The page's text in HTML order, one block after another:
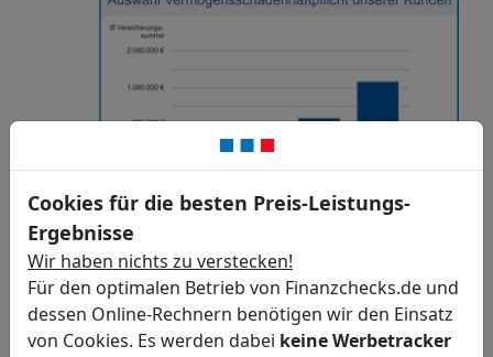
Richtige Versicherungssumme für die
Vermögensschadenhaftpflicht wählen
Cookies für die besten Preis-Leistungs-
Ergebnisse
Wir haben nichts zu verstecken!
Für den optimalen Betrieb von Finanzchecks.de und
dessen Online-Rechnern benötigen wir den Einsatz
von Cookies. Es werden dabei keine Werbetracker